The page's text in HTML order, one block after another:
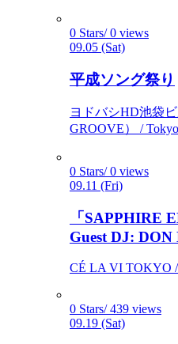
0 Stars/ 0 views
09.05 (Sat)
平成ソング祭り
ヨドバシHD池袋
GROOVE） /
0 Stars/ 0 views
09.11 (Fri)
「SAPPHIRE
Guest DJ:
CÉ LA VI TOKYO /
0 Stars/ 439 views
09.19 (Sat)